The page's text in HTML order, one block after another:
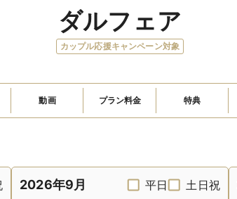
ダルフェア
カップル応援キャンペーン対象
動画 プラン料金 特典
2026年9月 平日 土日祝